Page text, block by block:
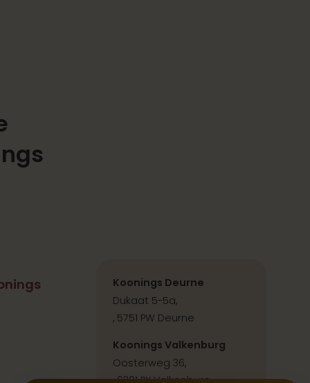
Koonings Deurne
Dukaat 5-5a,
, 5751 PW Deurne
Koonings Valkenburg
Oosterweg 36,
, 6301 PX Valkenburg